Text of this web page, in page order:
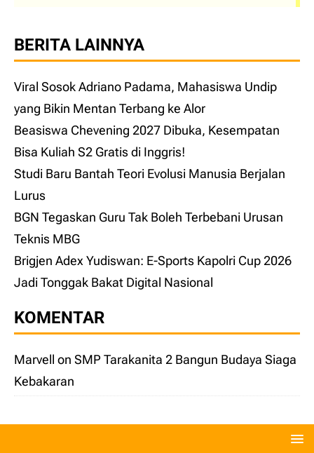
BERITA LAINNYA
Viral Sosok Adriano Padama, Mahasiswa Undip
yang Bikin Mentan Terbang ke Alor
Beasiswa Chevening 2027 Dibuka, Kesempatan
Bisa Kuliah S2 Gratis di Inggris!
Studi Baru Bantah Teori Evolusi Manusia Berjalan
Lurus
BGN Tegaskan Guru Tak Boleh Terbebani Urusan
Teknis MBG
Brigjen Adex Yudiswan: E-Sports Kapolri Cup 2026
Jadi Tonggak Bakat Digital Nasional
KOMENTAR
Marvell on SMP Tarakanita 2 Bangun Budaya Siaga
Kebakaran